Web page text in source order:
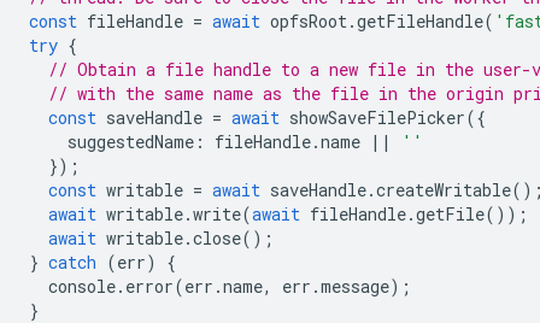
const fileHandle = await opfsRoot .getFileHandle(
try {
// Obtain a file handle to a new file in the user-
// with the same name as the file in the origin
const saveHandle = await showSaveFilePicker({
suggestedName : fileHandle.name ||
''
});
const writable = await saveHandle.createWritable
await writable.write(await fileHandle.getFile());
await writable.close();
} catch (err)
{
console. error(err .name, err .message);
}